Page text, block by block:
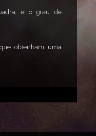
e o grau de
obtenham uma